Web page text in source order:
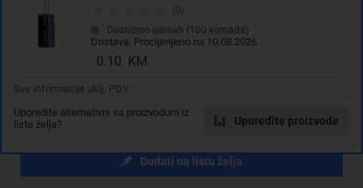
(0)
Dostupno odmah (100 komada)
Dostava: Procijenjeno na 10.08.2026
0.10 KM
Sve informacije uklj. PDV
Uporedite alternativni sa proizvodom iz
liste želja?
Uporedite proizvode
Dodaj u košaricu
Dodati na listu želja